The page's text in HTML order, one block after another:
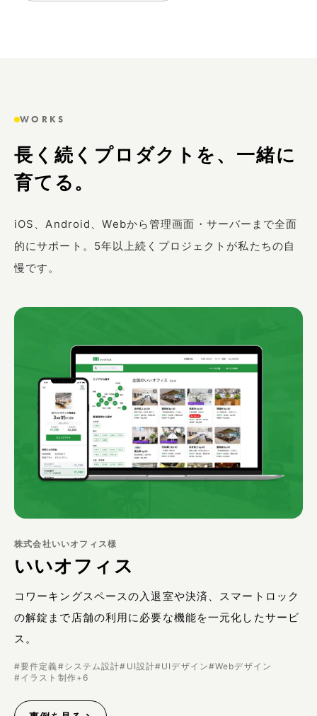
WORKS
長く続くプロダクトを、一緒に
育てる。
iOS、Android、Webから管理画面・サーバーまで全面
的にサポート。5年以上続くプロジェクトが私たちの自
慢です。
株式会社いいオフィス様
いいオフィス
コワーキングスペースの入退室や決済、スマートロック
の解錠まで店舗の利用に必要な機能を一元化したサービ
ス。
#要件定義# システム設計# UI設計# UIデザイン#Webデザイン
# イラスト制作+6